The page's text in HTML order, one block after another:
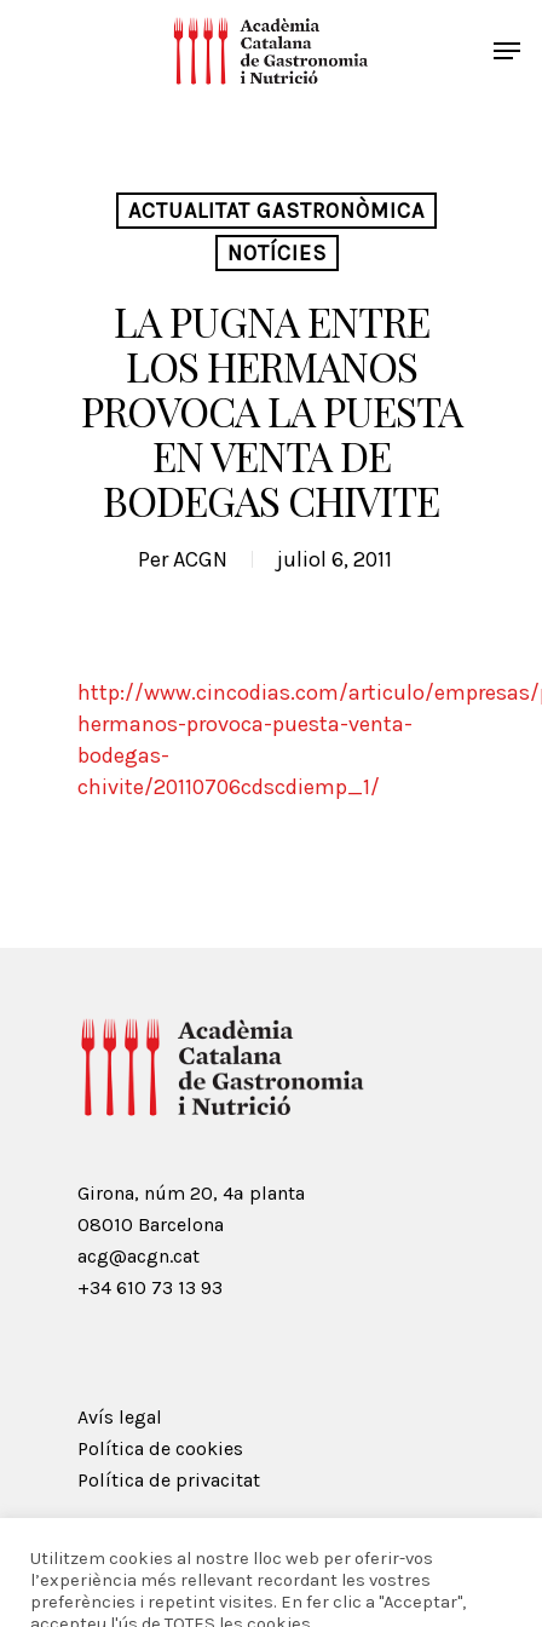
ACTUALITAT GASTRONÒMICA
NOTÍCIES
LA PUGNA ENTRE
LOS HERMANOS
PROVOCA LA PUESTA
EN VENTA DE
BODEGAS CHIVITE
PerACGN juliol 6, 2011
http://www.cincodias.com/articulo/
hermanos-provoca-puesta-venta-
bodegas-
chivite/20110706cdscdiemp_1/
Girona, núm 20, 4ª planta
08010 Barcelona
acg@acgn.cat
+34 610 73 13 93
Avís legal
Política de cookies
Política de privacitat
© 2026 Acadèmia Catalana de Gastronomia i
Utilitzem cookies al nostre lloc web per oferir-vos
l’experiència més rellevant recordant les vostres
preferències i repetint visites. En fer clic a "Acceptar",